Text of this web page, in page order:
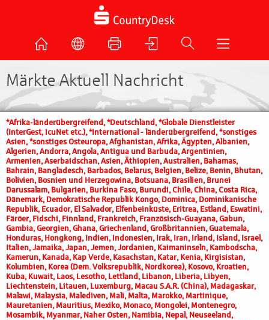
Märkte Aktuell Nachricht
*Afrika-länderübergreifend, *Deutschland, *Globale Dienstleister
(InterGest, IcuNet etc.), *International - länderübergreifend, *sonstiges
Asien, *sonstiges Osteuropa, Afghanistan, Afrika, Ägypten, Albanien,
Algerien, Andorra, Angola, Antigua und Barbuda, Argentinien,
Armenien, Aserbaidschan, Asien, Äthiopien, Australien, Bahamas,
Bahrain, Bangladesch, Barbados, Belarus, Belgien, Belize, Benin, Bhutan,
Bolivien, Bosnien und Herzegowina, Botsuana, Brasilien, Brunei
Darussalam, Bulgarien, Burkina Faso, Burundi, Chile, China, Costa Rica,
Dänemark, Demokratische Republik Kongo, Dominica, Dominikanische
Republik, Ecuador, El Salvador, Elfenbeinküste, Eritrea, Estland, Eswatini,
Färöer, Fidschi, Finnland, Frankreich, Französisch-Guayana, Gabun,
Gambia, Georgien, Ghana, Griechenland, Großbritannien, Guatemala,
Honduras, Hongkong, Indien, Indonesien, Irak, Iran, Irland, Island, Israel,
Italien, Jamaika, Japan, Jemen, Jordanien, Kaimaninseln, Kambodscha,
Kamerun, Kanada, Kap Verde, Kasachstan, Katar, Kenia, Kirgisistan,
Kolumbien, Korea (Dem. Volksrepublik, Nordkorea), Kosovo, Kroatien,
Kuba, Kuwait, Laos, Lesotho, Lettland, Libanon, Liberia, Libyen,
Liechtenstein, Litauen, Luxemburg, Macau S.A.R. (China), Madagaskar,
Malawi, Malaysia, Malediven, Mali, Malta, Marokko, Martinique,
Mauretanien, Mauritius, Mexiko, Monaco, Mongolei, Montenegro,
Mosambik, Myanmar, Naher Osten, Namibia, Nepal, Neuseeland,